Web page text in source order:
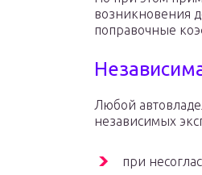
возникновения
поправочные
Любой
независимых
при